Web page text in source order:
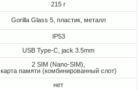
215 г
Gorilla Glass 5, пластик, металл
IP53
USB Type-C, jack 3.5mm
2 SIM (Nano-SIM),
карта памяти (комбинированный слот)
нет